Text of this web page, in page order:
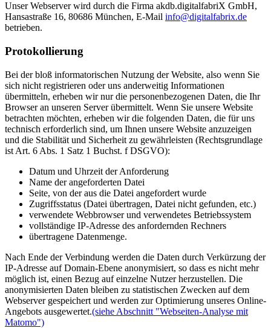
Unser Webserver wird durch die Firma akdb.digitalfabriX GmbH,
Hansastraße 16, 80686 München, E-Mail info@digitalfabrix.de
betrieben.
Protokollierung
Bei der bloß informatorischen Nutzung der Website, also wenn Sie
sich nicht registrieren oder uns anderweitig Informationen
übermitteln, erheben wir nur die personenbezogenen Daten, die Ihr
Browser an unseren Server übermittelt. Wenn Sie unsere Website
betrachten möchten, erheben wir die folgenden Daten, die für uns
technisch erforderlich sind, um Ihnen unsere Website anzuzeigen
und die Stabilität und Sicherheit zu gewährleisten (Rechtsgrundlage
ist Art. 6 Abs. 1 Satz 1 Buchst. f DSGVO):
Datum und Uhrzeit der Anforderung
Name der angeforderten Datei
Seite, von der aus die Datei angefordert wurde
Zugriffsstatus (Datei übertragen, Datei nicht gefunden, etc.)
verwendete Webbrowser und verwendetes Betriebssystem
vollständige IP-Adresse des anfordernden Rechners
übertragene Datenmenge.
Nach Ende der Verbindung werden die Daten durch Verkürzung der
IP-Adresse auf Domain-Ebene anonymisiert, so dass es nicht mehr
möglich ist, einen Bezug auf einzelne Nutzer herzustellen. Die
anonymisierten Daten bleiben zu statistischen Zwecken auf dem
Webserver gespeichert und werden zur Optimierung unseres Online-
Angebots ausgewertet.(siehe Abschnitt "Webseiten-Analyse mit
Matomo")